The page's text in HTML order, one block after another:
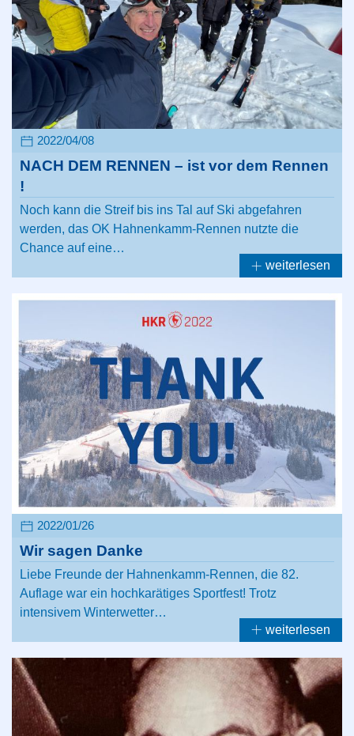
2022/04/08
NACH DEM RENNEN – ist vor dem Rennen
!
Noch kann die Streif bis ins Tal auf Ski abgefahren
werden, das OK Hahnenkamm-Rennen nutzte die
Chance auf eine…
weiterlesen
2022/01/26
Wir sagen Danke
Liebe Freunde der Hahnenkamm-Rennen, die 82.
Auflage war ein hochkarätiges Sportfest! Trotz
intensivem Winterwetter…
weiterlesen